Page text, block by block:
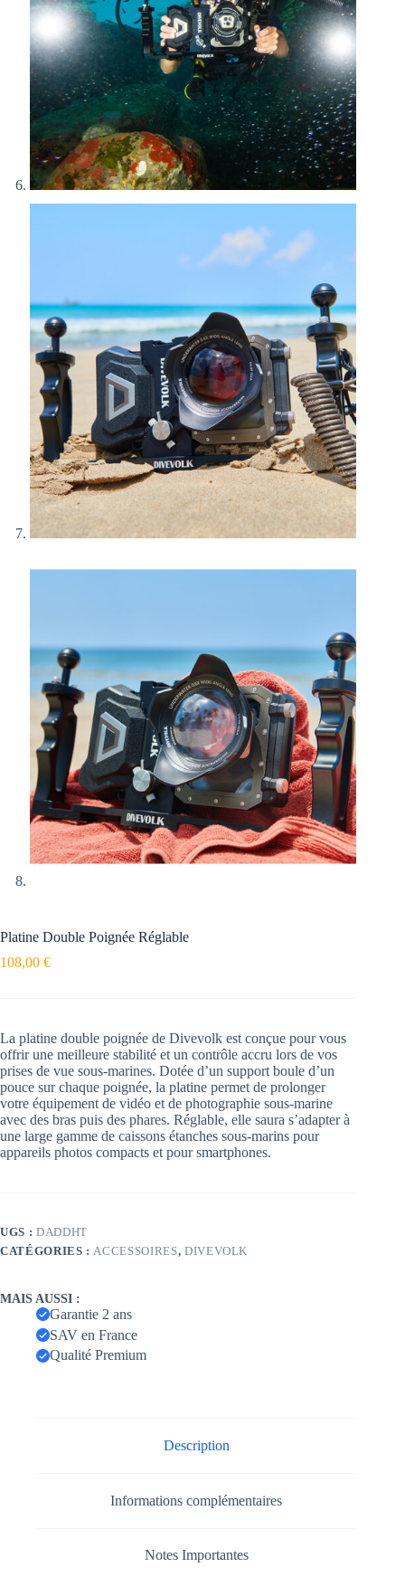
Platine Double Poignée Réglable
108,00 €
La platine double poignée de Divevolk est conçue pour vous
offrir une meilleure stabilité et un contrôle accru lors de vos
prises de vue sous-marines. Dotée d’un support boule d’un
pouce sur chaque poignée, la platine permet de prolonger
votre équipement de vidéo et de photographie sous-marine
avec des bras puis des phares. Réglable, elle saura s’adapter à
une large gamme de caissons étanches sous-marins pour
appareils photos compacts et pour smartphones.
UGS : DADDHT
CATÉGORIES : ACCESSOIRES, DIVEVOLK
MAIS AUSSI :
Garantie 2 ans
SAV en France
Qualité Premium
Description
Informations complémentaires
Notes Importantes